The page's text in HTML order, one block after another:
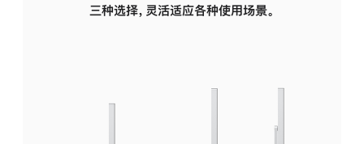
三种选择，灵活适应各种使用场景。